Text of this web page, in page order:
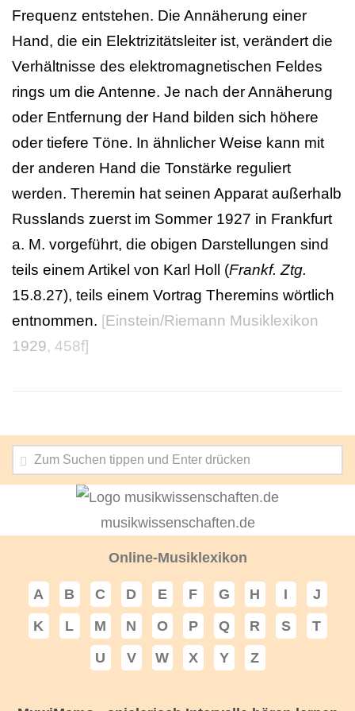
Frequenz entstehen. Die Annäherung einer
Hand, die ein Elektrizitätsleiter ist, verändert die
Verhältnisse des elektromagnetischen Feldes
rings um die Antenne. Je nach der Annäherung
oder Entfernung der Hand bilden sich höhere
oder tiefere Töne. In ähnlicher Weise kann mit
der anderen Hand die Tonstärke reguliert
werden. Theremin hat seinen Apparat außerhalb
Russlands zuerst im Sommer 1927 in Frankfurt
a. M. vorgeführt, die obigen Darstellungen sind
teils einem Artikel von Karl Holl (Frankf. Ztg.
15.8.27), teils einem Vortrag Theremins wörtlich
entnommen. [Einstein/Riemann Musiklexikon
1929, 458f]
musikwissenschaften.de
Online-Musiklexikon
A B C D E F G H I
J
K
L M N O P Q R S
T
U
V W X Y Z